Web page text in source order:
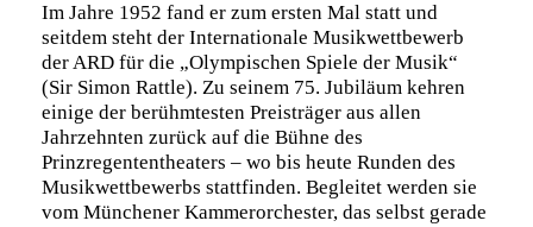
Im Jahre 1952 fand er zum ersten Mal statt und
seitdem steht der Internationale Musikwettbewerb
der ARD für die „Olympischen Spiele der Musik“
(Sir Simon Rattle). Zu seinem 75. Jubiläum kehren
einige der berühmtesten Preisträger aus allen
Jahrzehnten zurück auf die Bühne des
Prinzregententheaters – wo bis heute Runden des
Musikwettbewerbs stattfinden. Begleitet werden sie
vom Münchener Kammerorchester, das selbst gerade